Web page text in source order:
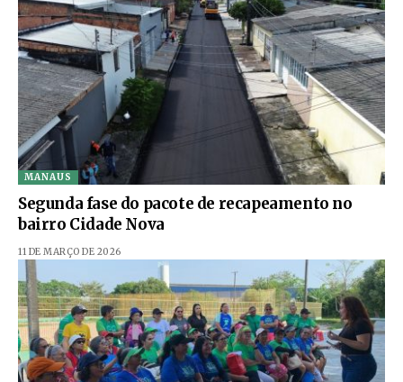
MANAUS
Segunda fase do pacote de recapeamento no
bairro Cidade Nova
11 DE MARÇO DE 2026